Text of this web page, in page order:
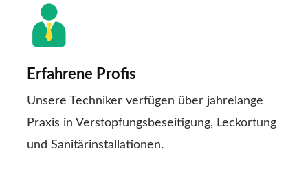
Erfahrene Profis
Unsere Techniker verfügen über jahrelange
Praxis in Verstopfungsbeseitigung, Leckortung
und Sanitärinstallationen.